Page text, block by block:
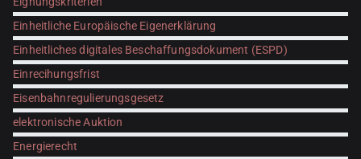
Einheitliche Europäische Eigenerklärung
Einheitliches digitales Beschaffungsdokument (ESPD)
Einrecihungsfrist
Eisenbahnregulierungsgesetz
elektronische Auktion
Energierecht